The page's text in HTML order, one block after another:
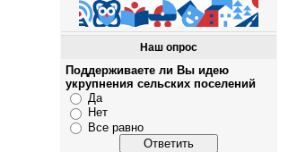
Наш опрос
Поддерживаете ли Вы идею
укрупнения сельских поселений
Да
Нет
Все равно